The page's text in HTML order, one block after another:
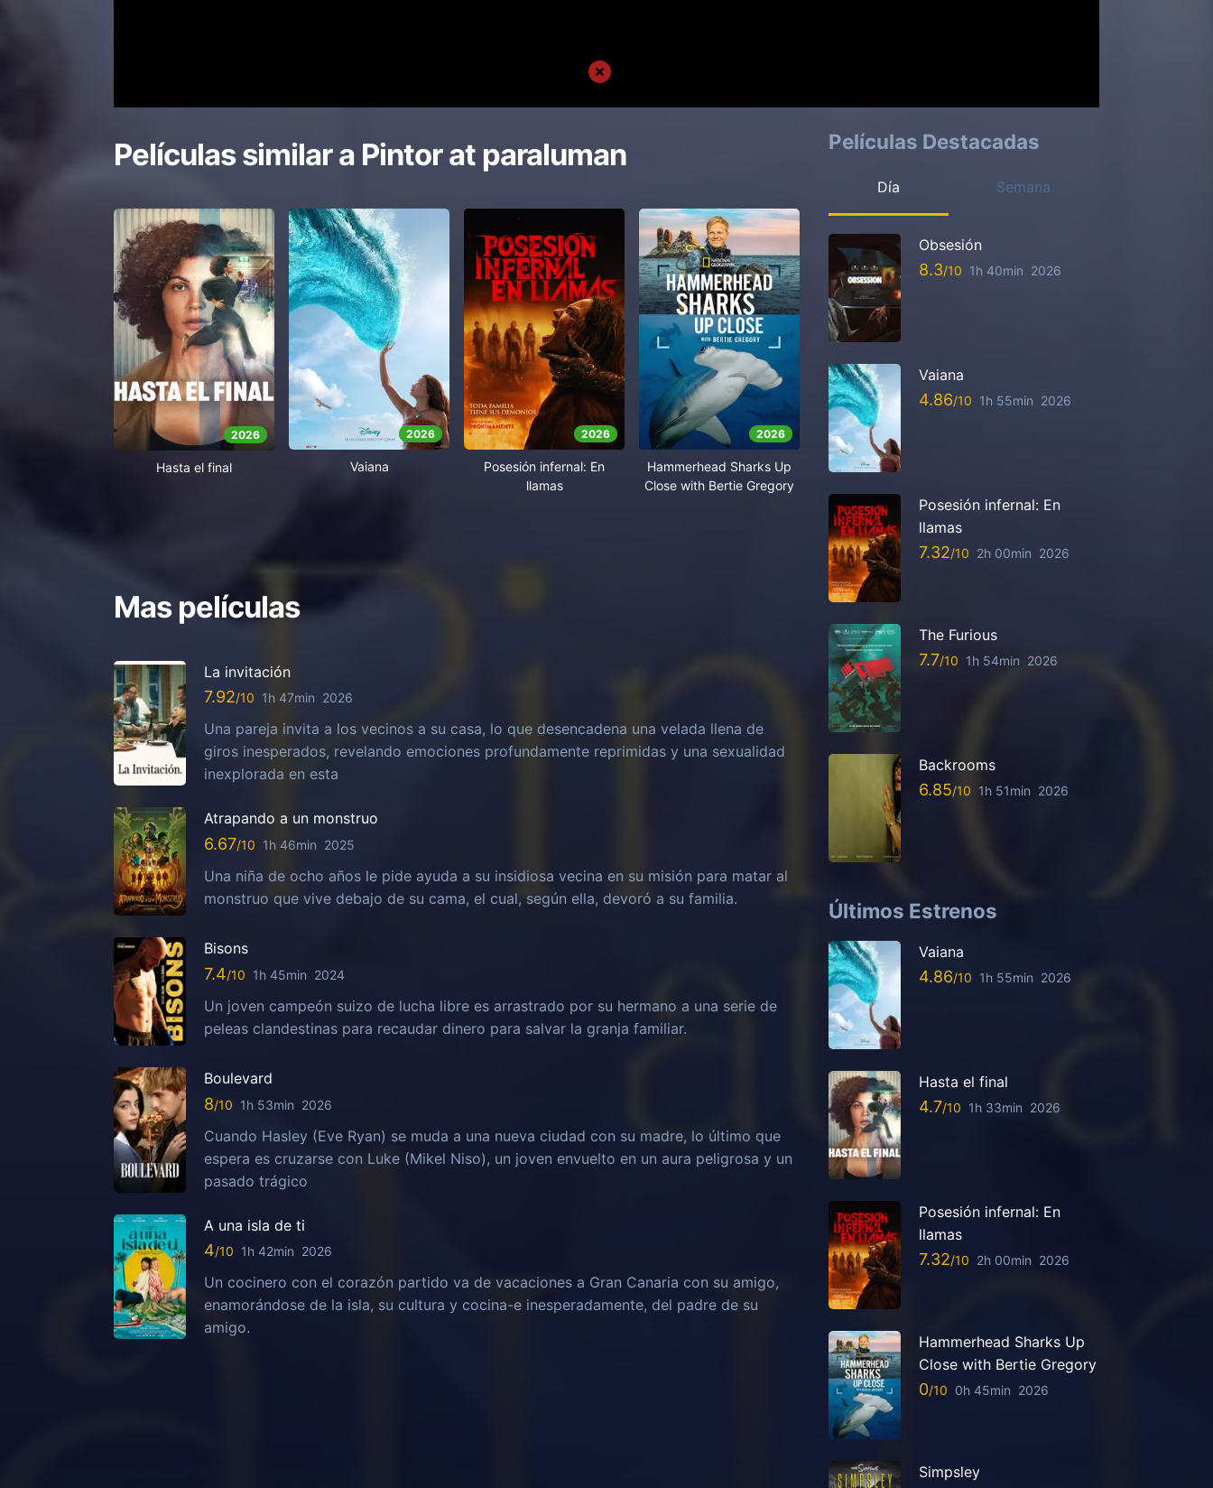
Películas similar a Pintor at paraluman
2026
Hasta el final
2026
Vaiana
2026
Posesión infernal: En
llamas
2026
Hammerhead Sharks Up
Close with Bertie Gregory
Mas películas
La invitación
7.92 1h 47min 2026
Una pareja invita a los vecinos a su casa, lo que desencadena una velada llena de
giros inesperados, revelando emociones profundamente reprimidas y una sexualidad
inexplorada en esta
Atrapando a un monstruo
6.67 1h 46min 2025
Una niña de ocho años le pide ayuda a su insidiosa vecina en su misión para matar al
monstruo que vive debajo de su cama, el cual, según ella, devoró a su familia.
Bisons
7.4 1h 45min 2024
Un joven campeón suizo de lucha libre es arrastrado por su hermano a una serie de
peleas clandestinas para recaudar dinero para salvar la granja familiar.
Boulevard
8 1h 53min 2026
Cuando Hasley (Eve Ryan) se muda a una nueva ciudad con su madre, lo último que
espera es cruzarse con Luke (Mikel Niso), un joven envuelto en un aura peligrosa y un
pasado trágico
A una isla de ti
4 1h 42min 2026
Un cocinero con el corazón partido va de vacaciones a Gran Canaria con su amigo,
enamorándose de la isla, su cultura y cocina-e inesperadamente, del padre de su
amigo.
Películas Destacadas
Día Semana
Obsesión
8.3 1h 40min 2026
Vaiana
4.86 1h 55min 2026
Posesión infernal: En
llamas
7.32 2h 00min 2026
The Furious
7.7 1h 54min 2026
Backrooms
6.85 1h 51min 2026
Últimos Estrenos
Vaiana
4.86 1h 55min 2026
Hasta el final
4.7 1h 33min 2026
Posesión infernal: En
llamas
7.32 2h 00min 2026
Hammerhead Sharks Up
Close with Bertie Gregory
0 0h 45min 2026
Simpsley